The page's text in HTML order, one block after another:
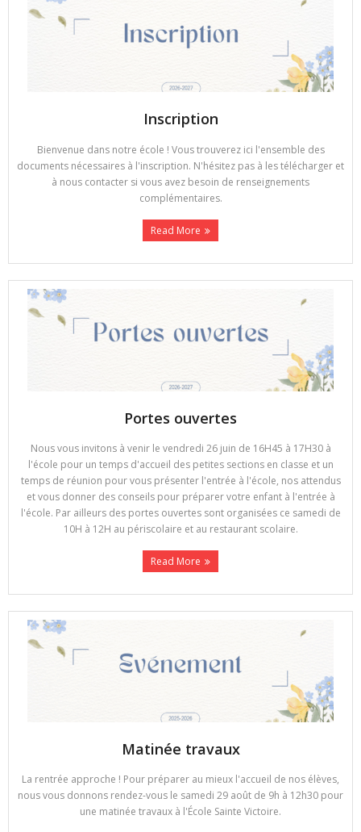
Inscription
Bienvenue dans notre école ! Vous trouverez ici l'ensemble des
documents nécessaires à l'inscription. N'hésitez pas à les télécharger et
à nous contacter si vous avez besoin de renseignements
complémentaires.
Read More
Portes ouvertes
Nous vous invitons à venir le vendredi 26 juin de 16H45 à 17H30 à
l'école pour un temps d'accueil des petites sections en classe et un
temps de réunion pour vous présenter l'entrée à l'école, nos attendus
et vous donner des conseils pour préparer votre enfant à l'entrée à
l'école. Par ailleurs des portes ouvertes sont organisées ce samedi de
10H à 12H au périscolaire et au restaurant scolaire.
Read More
Matinée travaux
La rentrée approche ! Pour préparer au mieux l'accueil de nos élèves,
nous vous donnons rendez-vous le samedi 29 août de 9h à 12h30 pour
une matinée travaux à l'École Sainte Victoire.